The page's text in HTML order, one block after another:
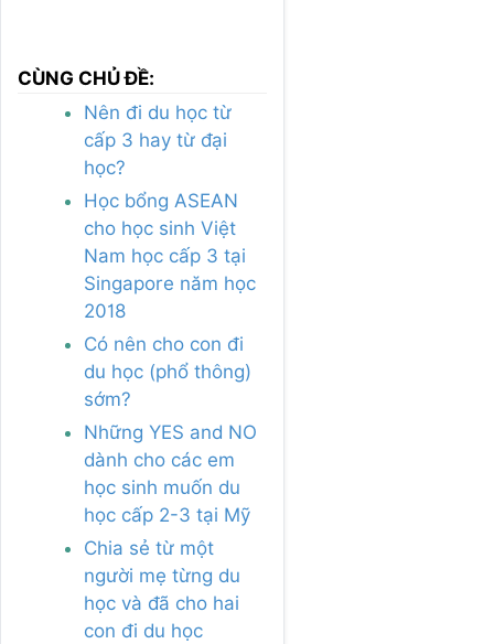
CÙNG CHỦ ĐỀ:
Nên đi du học từ
cấp 3 hay từ đại
học?
Học bổng ASEAN
cho học sinh Việt
Nam học cấp 3 tại
Singapore năm học
2018
Có nên cho con đi
du học (phổ thông)
sớm?
Những YES and NO
dành cho các em
học sinh muốn du
học cấp 2-3 tại Mỹ
Chia sẻ từ một
người mẹ từng du
học và đã cho hai
con đi du học